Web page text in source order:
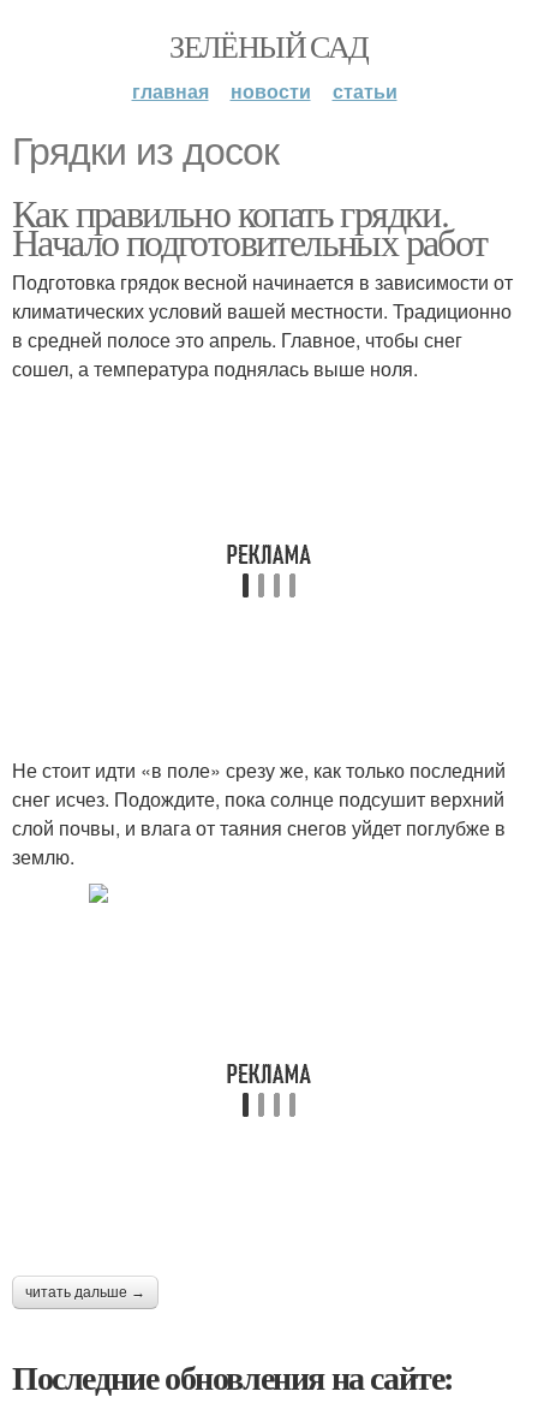
ЗЕЛЁНЫЙ САД
главная новости статьи
Грядки из досок
Как правильно копать грядки.
Начало подготовительных работ
Подготовка грядок весной начинается в зависимости от
климатических условий вашей местности. Традиционно
в средней полосе это апрель. Главное, чтобы снег
сошел, а температура поднялась выше ноля.
Не стоит идти «в поле» срезу же, как только последний
снег исчез. Подождите, пока солнце подсушит верхний
слой почвы, и влага от таяния снегов уйдет поглубже в
землю.
читать дальше →
Последние обновления на сайте: